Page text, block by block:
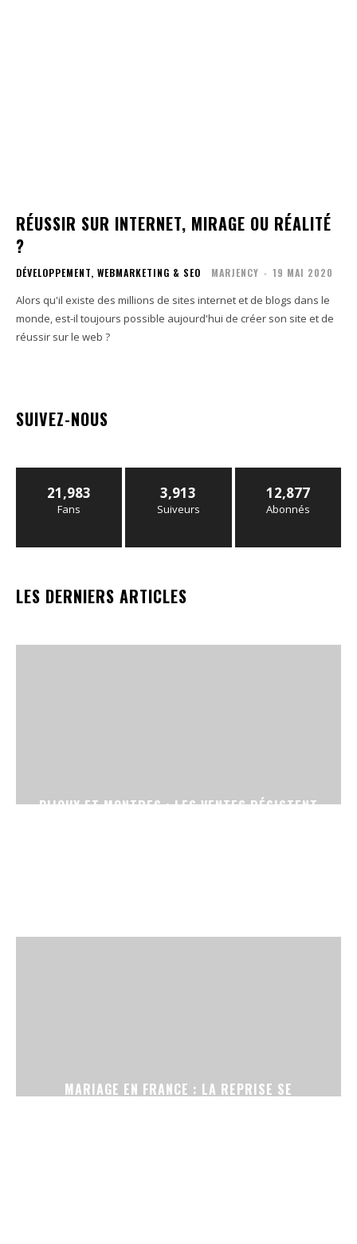
RÉUSSIR SUR INTERNET, MIRAGE OU RÉALITÉ
?
DÉVELOPPEMENT, WEBMARKETING & SEO MARJENCY - 19 MAI 2020
Alors qu'il existe des millions de sites internet et de blogs dans le
monde, est-il toujours possible aujourd'hui de créer son site et de
réussir sur le web ?
SUIVEZ-NOUS
21,983
Fans
3,913
Suiveurs
12,877
Abonnés
LES DERNIERS ARTICLES
BIJOUX ET MONTRES : LES VENTES RÉSISTENT
MARIAGE EN FRANCE : LA REPRISE SE